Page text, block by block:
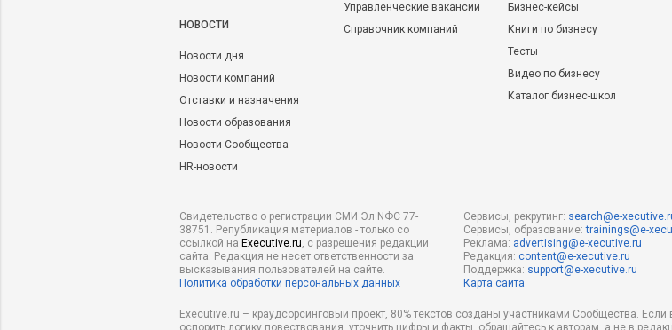
НОВОСТИ
Новости дня
Новости компаний
Отставки и назначения
Новости образования
Новости Сообщества
HR-новости
Управленческие вакансии
Справочник компаний
Бизнес-кейсы
Книги по бизнесу
Тесты
Видео по бизнесу
Каталог бизнес-школ
Свидетельство о регистрации СМИ Эл NФС 77-
38751. Републикация материалов - только со
ссылкой на Executive.ru, с разрешения редакции
сайта. Редакция не несет ответственности за
высказывания пользователей на сайте.
Политика обработки персональных данных
Сервисы, рекрутинг: search@e-
Сервисы, образование:trainings@e-
Реклама: advertising@e-xecutive.ru
Редакция: content@e-xecutive.ru
Поддержка: support@e-xecutive.ru
Карта сайта
Executive.ru – краудсорсинговый проект, 80% текстов созданы участниками Сообщества.
оспорить логику повествования, уточнить цифры и факты, обращайтесь к авторам, а не в